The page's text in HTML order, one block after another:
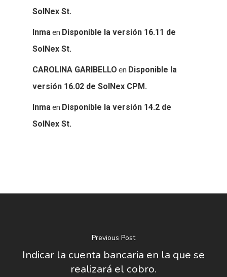
SolNex St.
Inmaen Disponible la versión 16.11 de
SolNex St.
CAROLINA GARIBELLO en Disponible la
versión 16.02 de SolNex CPM.
Inmaen Disponible la versión 14.2 de
SolNex St.
Previous Post
Indicar la cuenta bancaria en la que se
realizará el cobro.